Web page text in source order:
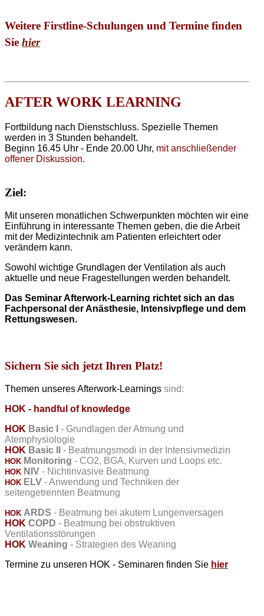
Weitere Firstline-Schulungen und Termine finden
Sie hier
AFTER WORK LEARNING
Fortbildung nach Dienstschluss. Spezielle Themen
werden in 3 Stunden behandelt.
Beginn 16.45 Uhr - Ende 20.00 Uhr, mit anschließender
offener Diskussion.
Ziel:
Mit unseren monatlichen Schwerpunkten möchten wir eine
Einführung in interessante Themen geben, die die Arbeit
mit der Medizintechnik am Patienten erleichtert oder
verändern kann.
Sowohl wichtige Grundlagen der Ventilation als auch
aktuelle und neue Fragestellungen werden behandelt.
Das Seminar Afterwork-Learning richtet sich an das
Fachpersonal der Anästhesie, Intensivpflege und dem
Rettungswesen.
Sichern Sie sich jetzt Ihren Platz!
Themen unseres Afterwork-Learnings sind:
HOK - handful of knowledge
HOK Basic I
- Grundlagen der Atmung und
Atemphysiologie
HOK Basic - Beatmungsmodi in der Intensivmedizin
HOK Monitoring - CO2, BGA, Kurven und Loops etc.
HOK NIV - Nichtinvasive Beatmung
HOK ELV - Anwendung und Techniken der
seitengetrennten Beatmung
HOK ARDS - Beatmung bei akutem Lungenversagen
HOK COPD - Beatmung bei obstruktiven
Ventilationsstörungen
HOK Weaning - Strategien des Weaning
Termine zu unseren HOK - Seminaren finden Sie hier